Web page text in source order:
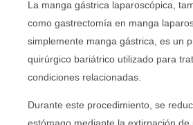
La manga gástrica laparoscópica,
como gastrectomía en manga
simplemente manga gástrica, es un
quirúrgico bariátrico utilizado para
condiciones relacionadas.
Durante este procedimiento, se